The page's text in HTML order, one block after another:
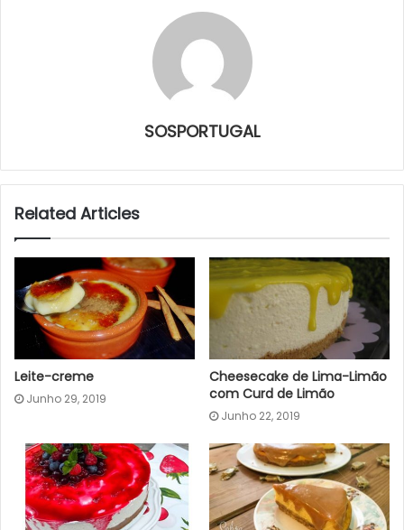
SOSPORTUGAL
Related Articles
Leite-creme
Junho 29, 2019
Cheesecake de Lima-Limão
com Curd de Limão
Junho 22, 2019